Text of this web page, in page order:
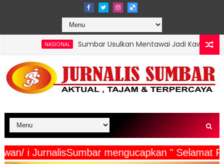
Sumbar Usulkan Mentawai Jadi Kawasan Tambak Udang
Menjaga Alam, Mempererat Persaudaraan, Satgas Yonif 2
i JurnalisSumbar mengucapkan "